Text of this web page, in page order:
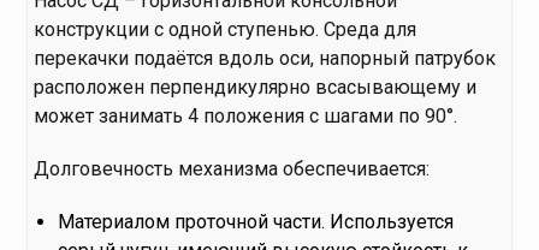
конструкции с одной ступенью. Среда для
перекачки подаётся вдоль оси, напорный патрубок
расположен перпендикулярно всасывающему и
может занимать 4 положения с шагами по 90°.
Долговечность механизма обеспечивается:
Материалом проточной части. Используется